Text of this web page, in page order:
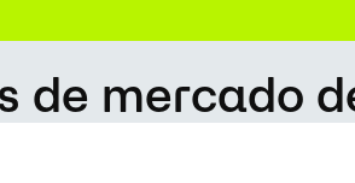
de mercado